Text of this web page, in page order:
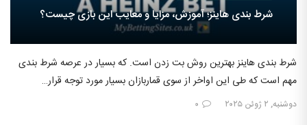
شرط بندی هاینز؛ آموزش، مزایا و معایب این بازی چیست؟
شرط بندی هاینز بهترین روش بت زدن است. که بسیار در عرصه شرط بندی
مهم است که طی این اواخر از سوی قماربازان بسیار مورد توجه قرار…
دوشنبه, ۲ ژوئن ۲۰۲۵ ۰